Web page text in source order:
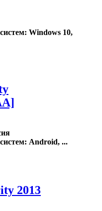
: Windows 10,
: Android, ...
2013